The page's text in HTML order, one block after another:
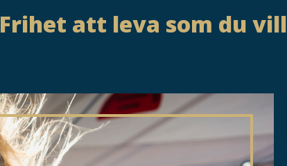
Frihet att leva som du vill